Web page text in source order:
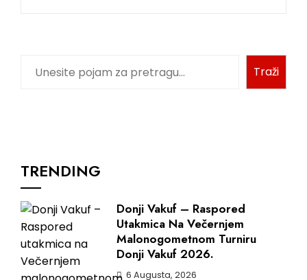
Traži
TRENDING
Donji Vakuf – Raspored
Utakmica Na Večernjem
Malonogometnom Turniru
Donji Vakuf 2026.
6 Augusta, 2026